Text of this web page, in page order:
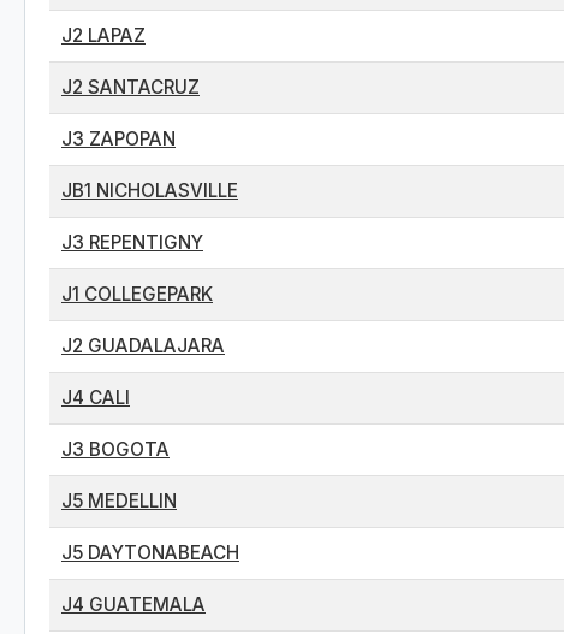
J2 LAPAZ
J2 SANTACRUZ
J3 ZAPOPAN
JB1 NICHOLASVILLE
J3 REPENTIGNY
J1 COLLEGEPARK
J2 GUADALAJARA
J4 CALI
J3 BOGOTA
J5 MEDELLIN
J5 DAYTONABEACH
J4 GUATEMALA